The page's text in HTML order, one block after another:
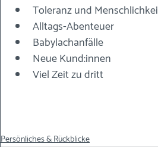
Toleranz und
Alltags-Abenteuer
Babylachanfälle
Neue Kund:innen
Viel Zeit zu dritt
Persönliches & Rückblicke